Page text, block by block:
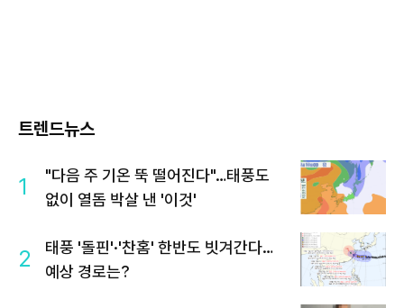
트렌드뉴스
1
"다음 주 기온 뚝 떨어진다"…태풍도
없이 열돔 박살 낸 '이것'
2
태풍 '돌핀'·'찬홈' 한반도 빗겨간다…
예상 경로는?